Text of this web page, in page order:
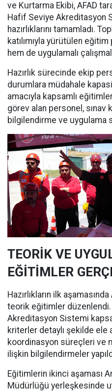
ve Kurtarma Ekibi, AFAD
Hafif Seviye Akreditasyon
hazırlıklarını tamamladı.
katılımıyla yürütülen
hem de uygulamalı
Hazırlık sürecinde ekip
durumlara müdahale
amacıyla kapsamlı
görev alan personel,
bilgilendirme ve uygulama
TEORİK VE
EĞİTİMLER
Hazırlıkların ilk
teorik eğitimler düzenlendi.
Akreditasyon Sistemi
kriterler detaylı şekilde ele
koordinasyon süreçleri ve
ilişkin bilgilendirmeler
Eğitimlerin ikinci aşaması
Müdürlüğü yerleşkesinde